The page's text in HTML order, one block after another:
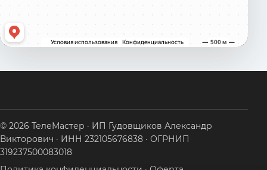
© 2026 ТелеМастер · ИП Гудовщиков Александр
Викторович · ИНН 232105676838 · ОГРНИП
319237500083018